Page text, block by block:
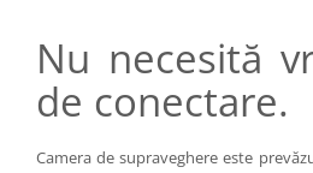
Nu necesită
de conectare.
Camera de supraveghere este